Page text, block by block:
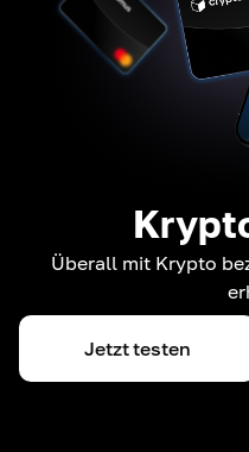
Überall mit Krypto
Jetzt testen